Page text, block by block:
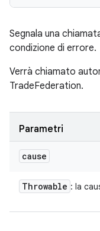
Segnala una
condizione di errore.
Verrà chiamato
TradeFederation.
Parametri
cause
Throwable : la